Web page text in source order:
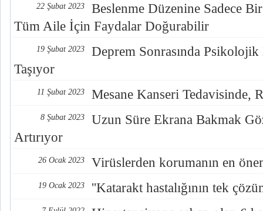
22 Şubat 2023
Beslenme Düzenine Sadece
Tüm Aile İçin Faydalar Doğurabilir
19 Şubat 2023
Deprem Sonrasında
Taşıyor
11 Şubat 2023 Mesane Kanseri Tedavisinde,
8 Şubat 2023
Uzun Süre Ekrana Bakmak
Artırıyor
26 Ocak 2023 Virüslerden korumanın en
19 Ocak 2023 ''Katarakt hastalığının tek